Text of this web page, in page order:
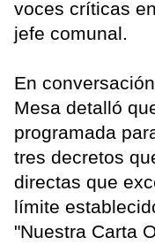
voces críticas
jefe comunal.
En
Mesa detalló
programada
tres decretos
directas que
límite
"Nuestra Carta